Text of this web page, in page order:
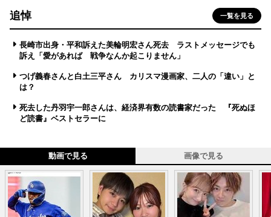
追悼 一覧を見る
長崎市出身・平和訴えた美輪明宏さん死去 ラストメッセージでも
訴え「愛があれば 戦争なんか起こりません」
つげ義春さんと白土三平さん カリスマ漫画家、二人の「違い」と
は？
死去した丹羽宇一郎さんは、経済界有数の読書家だった 『死ぬほ
ど読書』ベストセラーに
動画で見る 画像で見る